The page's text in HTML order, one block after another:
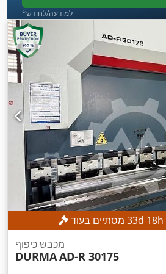
*למודעה/לחודש
33d 18h
מכבש כיפוף
DURMAAD-R 30175